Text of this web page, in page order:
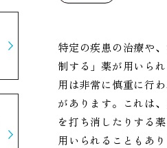
特定の疾患の治療や
制する」薬が用いら
用は非常に慎重に行
があります。これは
を打ち消したりする
用いられることもあ